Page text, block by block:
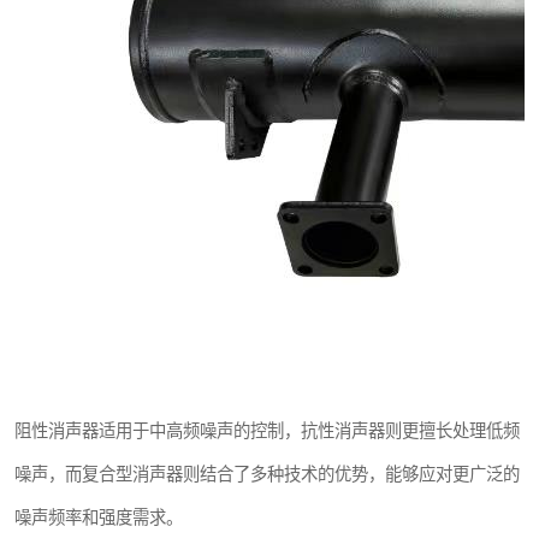
阻性消声器适用于中高频噪声的控制，抗性消声器则更擅长处理低频
噪声，而复合型消声器则结合了多种技术的优势，能够应对更广泛的
噪声频率和强度需求。